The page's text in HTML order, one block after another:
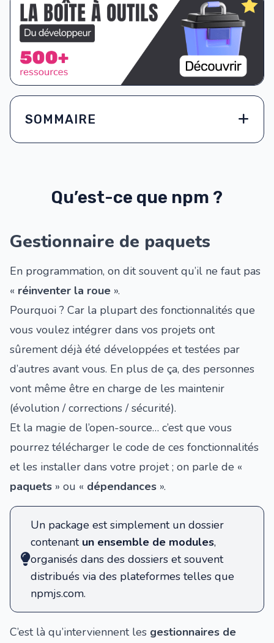
SOMMAIRE
Qu’est-ce que npm ?
Gestionnaire de paquets
En programmation, on dit souvent qu’il ne faut pas
« réinventer la roue ».
Pourquoi ? Car la plupart des fonctionnalités que
vous voulez intégrer dans vos projets ont
sûrement déjà été développées et testées par
d’autres avant vous. En plus de ça, des personnes
vont même être en charge de les maintenir
(évolution / corrections / sécurité).
Et la magie de l’open-source… c’est que vous
pourrez télécharger le code de ces fonctionnalités
et les installer dans votre projet ; on parle de «
paquets » ou « dépendances ».
Un package est simplement un dossier
contenant un ensemble de modules,
organisés dans des dossiers et souvent
distribués via des plateformes telles que
npmjs.com.
C’est là qu’interviennent les gestionnaires de